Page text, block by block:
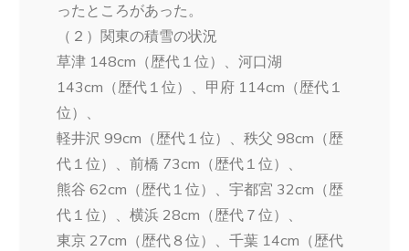
ったところがあった。
（２）関東の積雪の状況
草津 148cm（歴代１位）、河口湖
143cm（歴代１位）、甲府 114cm（歴代１
位）、
軽井沢 99cm（歴代１位）、秩父 98cm（歴
代１位）、前橋 73cm（歴代１位）、
熊谷 62cm（歴代１位）、宇都宮 32cm（歴
代１位）、横浜 28cm（歴代７位）、
東京 27cm（歴代８位）、千葉 14cm（歴代